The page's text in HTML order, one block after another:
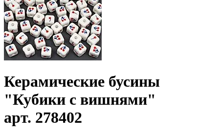
Керамические бусины
"Кубики с вишнями"
арт. 278402